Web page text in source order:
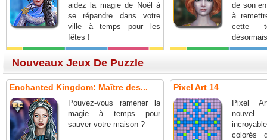
aidez la magie de Noël à
se répandre dans votre
ville à temps pour les
fêtes !
de son
à
cette
Nouveaux Jeux De Puzzle
Enchanted Kingdom: Maître des...
Pouvez-vous ramener la
magie à temps pour
sauver votre maison ?
Pixel Art 14
Pixel
colorés